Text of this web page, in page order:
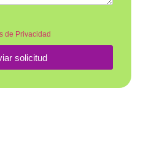
de Privacidad
solicitud